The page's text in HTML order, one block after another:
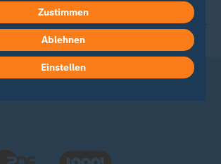
widerrufen oder ändern.
das Impressum.
findest du in unserer
Zustimmen
Ablehnen
Einstellen